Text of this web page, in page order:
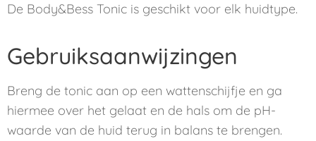
De Body&Bess Tonic is geschikt voor elk huidtype.
Gebruiksaanwijzingen
Breng de tonic aan op een wattenschijfje en ga
hiermee over het gelaat en de hals om de pH-
waarde van de huid terug in balans te brengen.